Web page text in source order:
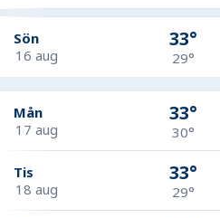
Sön
16 aug
33°
29°
Mån
17 aug
33°
30°
Tis
18 aug
33°
29°